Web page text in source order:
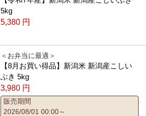
5kg
5,380 円
＜お弁当に最適＞
【8月お買い得品】新潟米 新潟産こしい
ぶき 5kg
3,980 円
販売期間
2026/08/01 00:00～